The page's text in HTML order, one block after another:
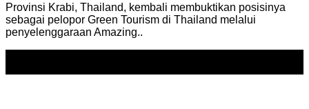
Provinsi Krabi, Thailand, kembali membuktikan posisinya
sebagai pelopor Green Tourism di Thailand melalui
penyelenggaraan Amazing..